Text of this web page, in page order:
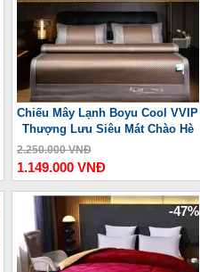
Chiếu Mây Lạnh Boyu Cool VVIP
Thượng Lưu Siêu Mát Chào Hè
2.250.000 VNĐ
1.149.000 VNĐ
-47%